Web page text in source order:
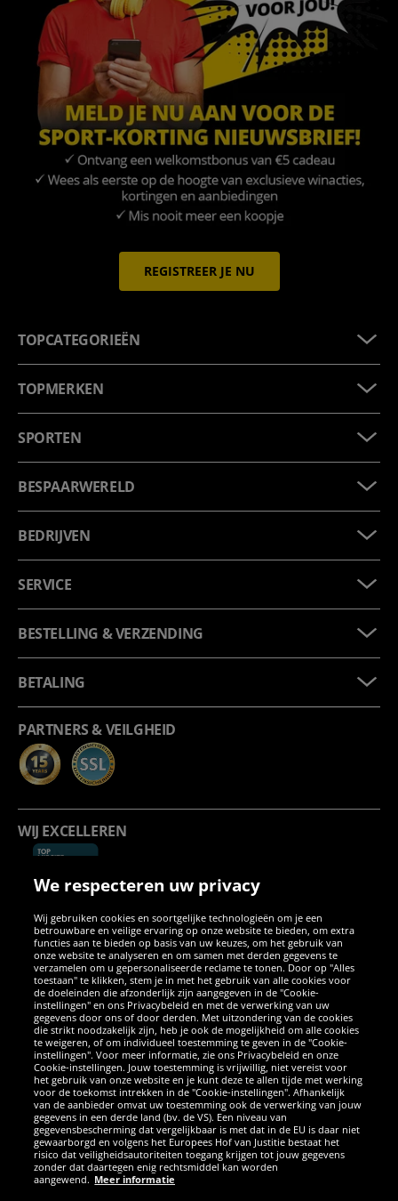
REGISTREER JE NU
TOPCATEGORIEËN
TOPMERKEN
SPORTEN
BESPAARWERELD
BEDRIJVEN
SERVICE
BESTELLING & VERZENDING
BETALING
PARTNERS & VEILGHEID
WIJ EXCELLEREN
SOCIALE MEDIA
FacebookInstagram
WhatsApp
TikTokTwitterYouTube
APPS
We respecteren uw privacy
Wij gebruiken cookies en soortgelijke technologieën om je een
betrouwbare en veilige ervaring op onze website te bieden, om extra
functies aan te bieden op basis van uw keuzes, om het gebruik van
onze website te analyseren en om samen met derden gegevens te
verzamelen om u gepersonaliseerde reclame te tonen. Door op "Alles
toestaan" te klikken, stem je in met het gebruik van alle cookies voor
de doeleinden die afzonderlijk zijn aangegeven in de "Cookie-
instellingen" en ons Privacybeleid en met de verwerking van uw
gegevens door ons of door derden. Met uitzondering van de cookies
die strikt noodzakelijk zijn, heb je ook de mogelijkheid om alle cookies
te weigeren, of om individueel toestemming te geven in de "Cookie-
instellingen". Voor meer informatie, zie ons Privacybeleid en onze
Cookie-instellingen. Jouw toestemming is vrijwillig, niet vereist voor
het gebruik van onze website en je kunt deze te allen tijde met werking
voor de toekomst intrekken in de "Cookie-instellingen". Afhankelijk
van de aanbieder omvat uw toestemming ook de verwerking van jouw
gegevens in een derde land (bv. de VS). Een niveau van
gegevensbescherming dat vergelijkbaar is met dat in de EU is daar niet
gewaarborgd en volgens het Europees Hof van Justitie bestaat het
risico dat veiligheidsautoriteiten toegang krijgen tot jouw gegevens
zonder dat daartegen enig rechtsmiddel kan worden
aangewend. Meer informatie